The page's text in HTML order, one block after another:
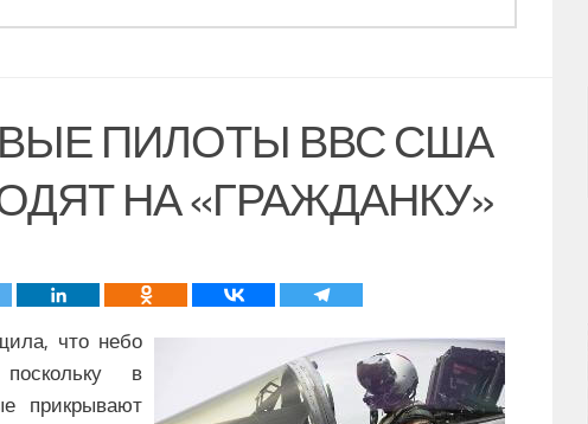
ПИЛОТЫ ВВС США
НА «ГРАЖДАНКУ»
что небо
в
прикрывают